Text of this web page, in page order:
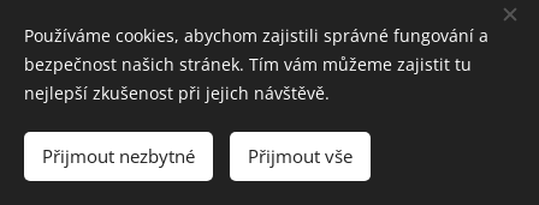
© 2016Základní škola Horní Lideč, okres Vsetín.
Designed by Bohumír Náhlý©
Používáme cookies, abychom zajistili správné fungování a
bezpečnost našich stránek. Tím vám můžeme zajistit tu
nejlepší zkušenost při jejich návštěvě.
Přijmout nezbytné Přijmout vše